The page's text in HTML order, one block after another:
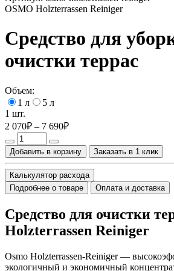
OSMO Holzterrassen Reiniger
Средство для
очистки террас
Объем:
1 л
5 л
1 шт.
2 070₽ – 7 690₽
Добавить в корзину Заказать в 1 клик
Калькулятор расхода
Подробнее о товаре
Оплата и доставка
Средство для очистки
Holzterrassen Reiniger
Osmo Holzterrassen-Reiniger —
экологичный и экономичный